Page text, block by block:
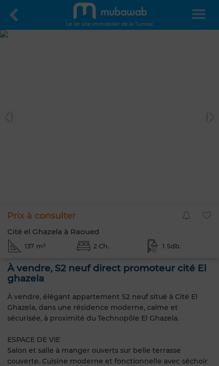
Le 1er site immobilier de la Tunisie
Prix à consulter
Cité el Ghazela à Raoued
137 m² 2 Ch. 1 Sdb.
À vendre, S2 neuf direct promoteur cité El
ghazela
À vendre, élégant appartement S2 neuf situé à Cité El
Ghazela, dans une résidence moderne, calme et
sécurisée, à proximité du Technopôle El Ghazela.
ESPACE DE VIE
Salon et salle à manger ouverts sur belle terrasse
couverte. Cuisine moderne et fonctionnelle avec séchoir